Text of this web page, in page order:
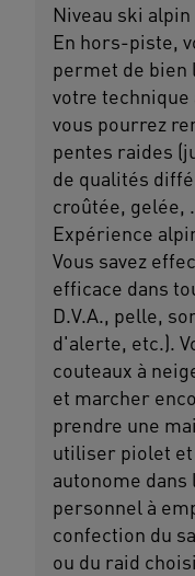
Niveau ski
En hors-piste,
permet de
votre
vous pourrez
pentes raides
de qualités
croûtée, gelée,
Expérience
Vous savez
efficace dans
D.V.A., pelle,
d'alerte, etc.).
couteaux à
et marcher
prendre une
utiliser piolet et
autonome
personnel à
confection du
ou du raid